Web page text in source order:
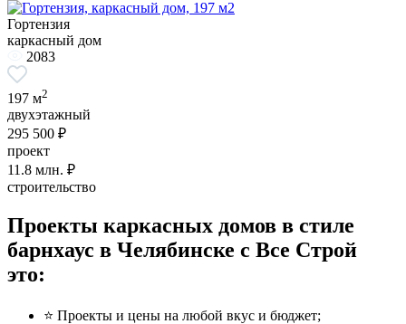
Гортензия
каркасный дом
2083
197 м2
двухэтажный
295 500 ₽
проект
11.8 млн. ₽
строительство
Проекты каркасных домов в стиле
барнхаус в Челябинске с Все Строй
это:
⭐️ Проекты и цены на любой вкус и бюджет;